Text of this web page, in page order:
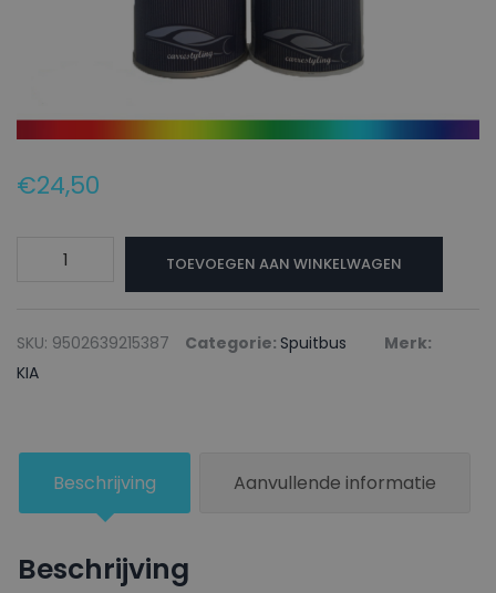
€24,50
Blanke
lak
BLACK
150ml
TOEVOEGEN AAN WINKELWAGEN
SKU: 9502639215387 Categorie: Spuitbus
Merk:
KIA
Beschrijving Aanvullende informatie
Beschrijving